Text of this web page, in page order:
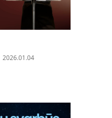
2026.01.04